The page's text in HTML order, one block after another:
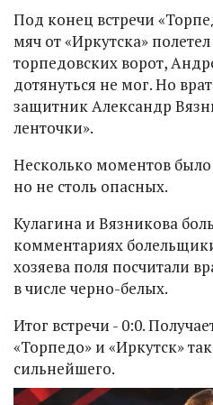
Под конец встречи
мяч от «Иркутска»
торпедовских ворот,
дотянуться не мог. Но
защитник Александр
ленточки».
Несколько моментов было
но не столь опасных.
Кулагина и Вязникова
комментариях
хозяева поля посчитали
в числе черно-белых.
Итог встречи - 0:0.
«Торпедо» и «Иркутск»
сильнейшего.